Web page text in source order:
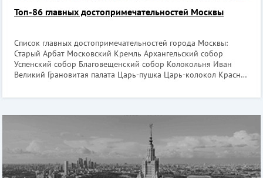
Топ-86 главных достопримечательностей Москвы
Список главных достопримечательностей города Москвы:
Старый Арбат Московский Кремль Архангельский собор
Успенский собор Благовещенский собор Колокольня Иван
Великий Грановитая палата Царь-пушка Царь-колокол Красная